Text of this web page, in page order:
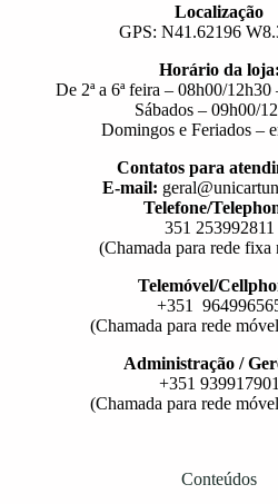
Localização
GPS: N41.62196
Horário da loja:
De 2ª a 6ª feira – 08h00/
Sábados – 09h00/
Domingos e Feriados –
Contatos para
E-mail:
Telefone/
351 253992811
(Chamada para rede fixa
Telemóvel/
+351
(Chamada para rede
Administração /
+351 939917901
(Chamada para rede
Conteúdos